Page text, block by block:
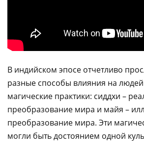
В индийском эпосе отчетливо
разные способы влияния на
магические практики: сиддхи –
преобразование мира и майя –
преобразование мира. Эти
могли быть достоянием одной